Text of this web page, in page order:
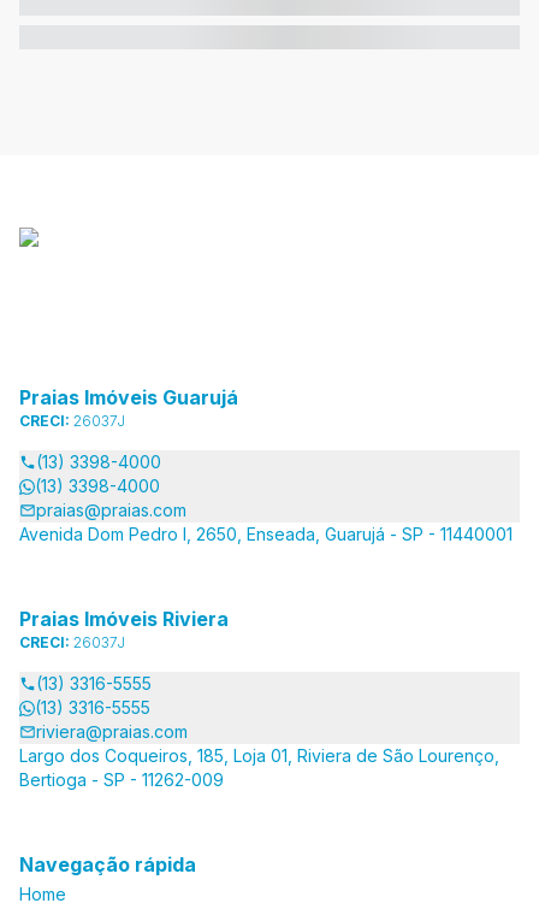
Praias Imóveis Guarujá
CRECI: 26037J
(13) 3398-4000
(13) 3398-4000
praias@praias.com
Avenida Dom Pedro I, 2650, Enseada, Guarujá - SP - 11440001
Praias Imóveis Riviera
CRECI: 26037J
(13) 3316-5555
(13) 3316-5555
riviera@praias.com
Largo dos Coqueiros, 185, Loja 01, Riviera de São Lourenço,
Bertioga - SP - 11262-009
Navegação rápida
Home